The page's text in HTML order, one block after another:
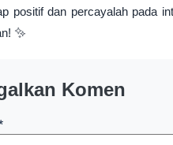
positif dan percayalah pada
✨
Komen